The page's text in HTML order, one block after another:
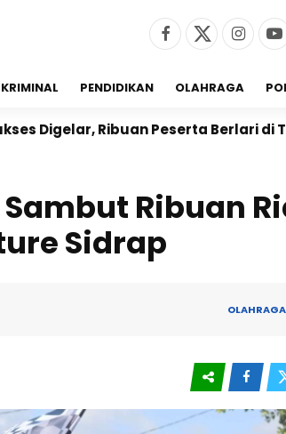
KRIMINAL PENDIDIKAN OLAHRAGA
Berlari di Tengah Hamparan
Ribuan
Sidrap
OLAHRAGA